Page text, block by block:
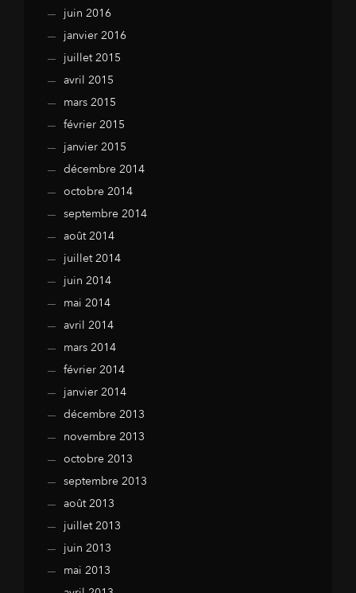
juin 2016
janvier 2016
juillet 2015
avril 2015
mars 2015
février 2015
janvier 2015
décembre 2014
octobre 2014
septembre 2014
août 2014
juillet 2014
juin 2014
mai 2014
avril 2014
mars 2014
février 2014
janvier 2014
décembre 2013
novembre 2013
octobre 2013
septembre 2013
août 2013
juillet 2013
juin 2013
mai 2013